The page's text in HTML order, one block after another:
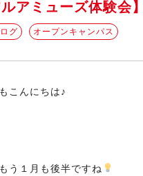
ルアミューズ体験
グ オープンキャンパス
こんにちは♪
う１月も後半ですね